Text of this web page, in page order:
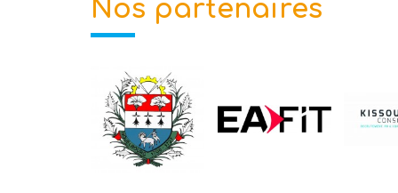
Nos partenaires